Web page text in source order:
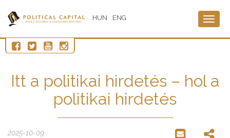
HUN ENG
Itt a politikai hirdetés – hol a
politikai hirdetés
2025-10-09